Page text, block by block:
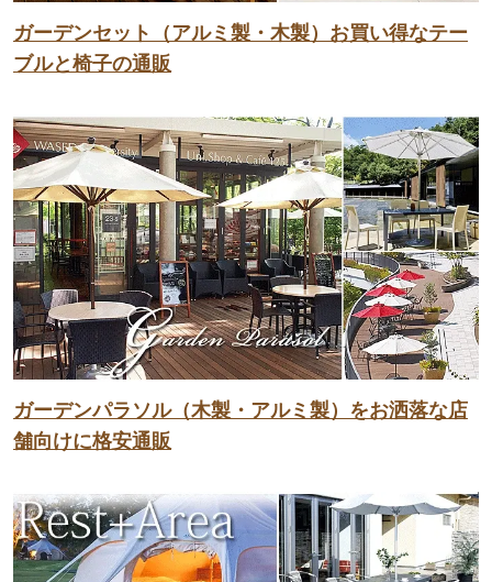
ガーデンセット（アルミ製・木製）お買い得なテー
ブルと椅子の通販
ガーデンパラソル（木製・アルミ製）をお洒落な店
舗向けに格安通販